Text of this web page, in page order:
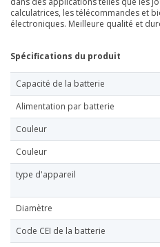
calculatrices, les télécommandes et
électroniques. Meilleure qualité et
Spécifications du produit
Capacité de la batterie
Alimentation par batterie
Couleur
Couleur
type d'appareil
Diamètre
Code CEI de la batterie